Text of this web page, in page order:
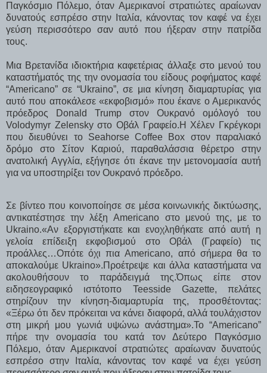
Παγκόσμιο Πόλεμο, όταν Αμερικανοί στρατιώτες αραίωναν
δυνατούς εσπρέσο στην Ιταλία, κάνοντας τον καφέ να έχει
γεύση περισσότερο σαν αυτό που ήξεραν στην πατρίδα
τους.
Μια Βρετανίδα ιδιοκτήρια καφετέριας άλλαξε στο μενού του
καταστήματός της την ονομασία του είδους ροφήματος καφέ
“Americano” σε “Ukraino”, σε μια κίνηση διαμαρτυρίας για
αυτό που αποκάλεσε «εκφοβισμό» που έκανε ο Αμερικανός
πρόεδρος Donald Trump στον Ουκρανό ομόλογό του
Volodymyr Zelensky στο Οβάλ Γραφείο.Η Χέλεν Γκρέγκορι
που διευθύνει το Seahorse Coffee Box στον παραλιακό
δρόμο στο Σίτον Καριού, παραθαλάσσια θέρετρο στην
ανατολική Αγγλία, εξήγησε ότι έκανε την μετονομασία αυτή
για να υποστηρίξει τον Ουκρανό πρόεδρο.
Σε βίντεο που κοινοποίησε σε μέσα κοινωνικής δικτύωσης,
αντικατέστησε την λέξη Americano στο μενού της, με το
Ukraino.«Αν εξοργιστήκατε και ενοχληθήκατε από αυτή η
γελοία επίδειξη εκφοβισμού στο Οβάλ (Γραφείο) τις
προάλλες…Οπότε όχι πια Americano, από σήμερα θα το
αποκαλούμε Ukraino».Προέτρεψε και άλλα καταστήματα να
ακολουθήσουν το παράδειγμά της.Όπως είπε στον
ειδησεογραφικό ιστότοπο Teesside Gazette, πελάτες
στηρίζουν την κίνηση-διαμαρτυρία της, προσθέτοντας:
«Ξέρω ότι δεν πρόκειται να κάνει διαφορά, αλλά τουλάχιστον
στη μικρή μου γωνιά υψώνω ανάστημα».Το “Americano”
πήρε την ονομασία του κατά τον Δεύτερο Παγκόσμιο
Πόλεμο, όταν Αμερικανοί στρατιώτες αραίωναν δυνατούς
εσπρέσο στην Ιταλία, κάνοντας τον καφέ να έχει γεύση